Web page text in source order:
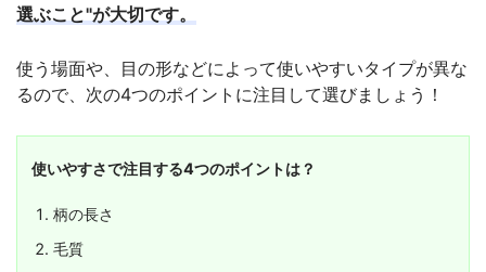
選ぶこと"が大切です。
使う場面や、目の形などによって使いやすいタイプが異な
るので、次の4つのポイントに注目して選びましょう！
使いやすさで注目する4つのポイントは？
柄の長さ
毛質